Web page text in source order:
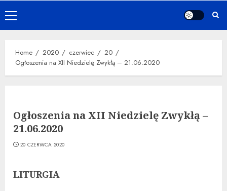
Primary
Menu
Home 2020 czerwiec
20
Ogłoszenia na XII Niedzielę Zwykłą – 21.06.2020
Ogłoszenia na XII Niedzielę Zwykłą –
21.06.2020
20 CZERWCA 2020
LITURGIA